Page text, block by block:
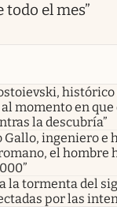
el mes”
momento en
la descubría”
Gallo, ingeniero e
el hombre
la tormenta del
por las